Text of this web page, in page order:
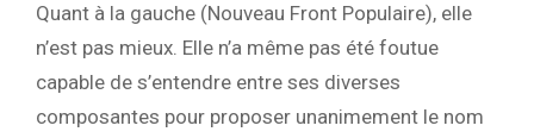
Quant à la gauche (Nouveau Front Populaire), elle
n’est pas mieux. Elle n’a même pas été foutue
capable de s’entendre entre ses diverses
composantes pour proposer unanimement le nom